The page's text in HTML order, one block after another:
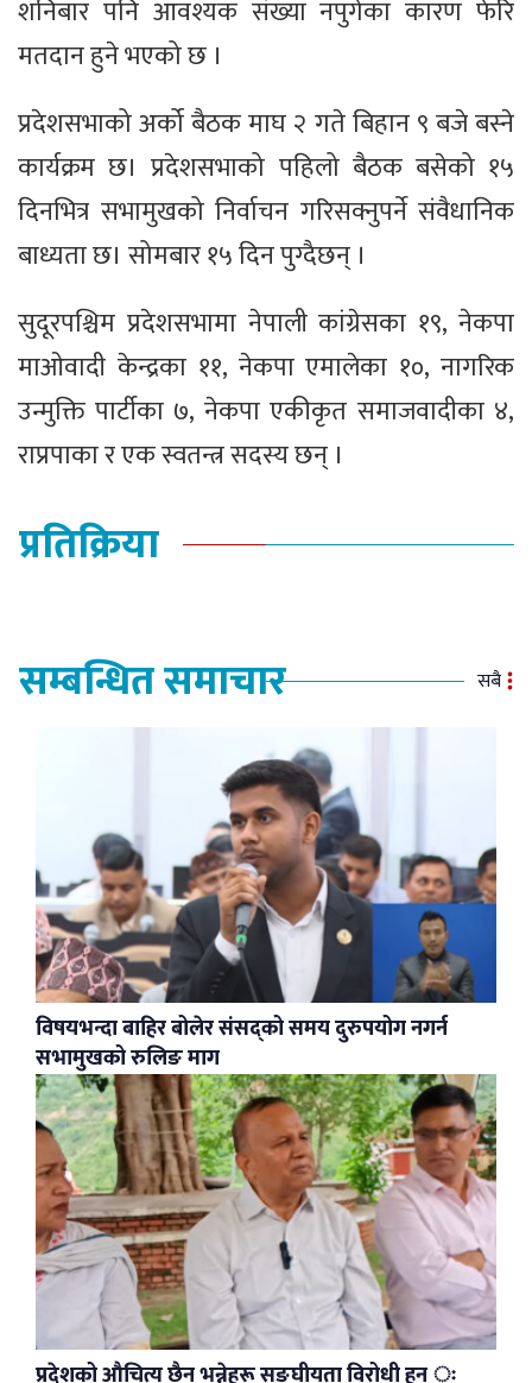
शनिबार पनि आवश्यक संख्या नपुगेका कारण फेरि
मतदान हुने भएको छ ।
प्रदेशसभाको अर्को बैठक माघ २ गते बिहान ९ बजे बस्ने
कार्यक्रम छ। प्रदेशसभाको पहिलो बैठक बसेको १५
दिनभित्र सभामुखको निर्वाचन गरिसक्नुपर्ने संवैधानिक
बाध्यता छ। सोमबार १५ दिन पुग्दैछन् ।
सुदूरपश्चिम प्रदेशसभामा नेपाली कांग्रेसका १९, नेकपा
माओवादी केन्द्रका ११, नेकपा एमालेका १०, नागरिक
उन्मुक्ति पार्टीका ७, नेकपा एकीकृत समाजवादीका ४,
राप्रपाका र एक स्वतन्त्र सदस्य छन् ।
प्रतिक्रिया
सम्बन्धित समाचार सबै
विषयभन्दा बाहिर बोलेर संसद्को समय दुरुपयोग नगर्न
सभामुखको रुलिङ माग
प्रदेशको औचित्य छैन भन्नेहरू सङ्घीयता विरोधी हुन् ः